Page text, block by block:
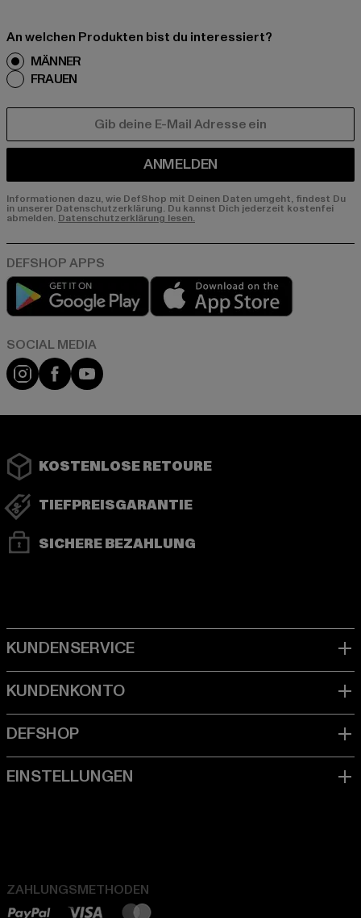
An welchen Produkten bist du interessiert?
MÄNNER
FRAUEN
ANMELDEN
Informationen dazu, wie DefShop mit Deinen Daten umgeht, findest Du
in unserer Datenschutzerklärung. Du kannst Dich jederzeit kostenfei
abmelden. Datenschutzerklärung lesen.
Play market
Instagram
FacebookYouTube
KOSTENLOSE RETOURE
TIEFPREISGARANTIE
SICHERE BEZAHLUNG
ZAHLUNGSMETHODEN